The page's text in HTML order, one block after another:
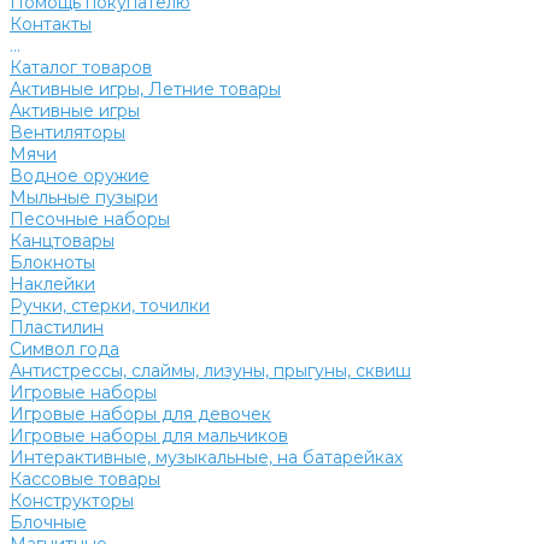
Контакты
...
Каталог товаров
Активные игры, Летние товары
Активные игры
Вентиляторы
Мячи
Водное оружие
Мыльные пузыри
Песочные наборы
Канцтовары
Блокноты
Наклейки
Ручки, стерки, точилки
Пластилин
Символ года
Антистрессы, слаймы, лизуны, прыгуны, сквиш
Игровые наборы
Игровые наборы для девочек
Игровые наборы для мальчиков
Интерактивные, музыкальные, на батарейках
Кассовые товары
Конструкторы
Блочные